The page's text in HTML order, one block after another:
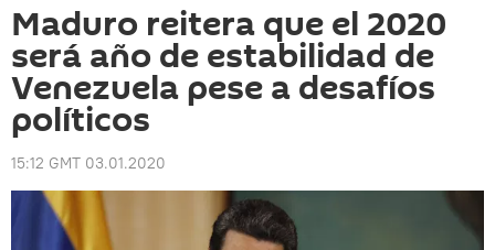
Maduro reitera que el 2020
será año de estabilidad de
Venezuela pese a desafíos
políticos
15:12 GMT 03.01.2020